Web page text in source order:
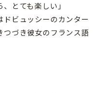
とても楽しい」
ビュッシーのカンター
つづき彼女のフランス語